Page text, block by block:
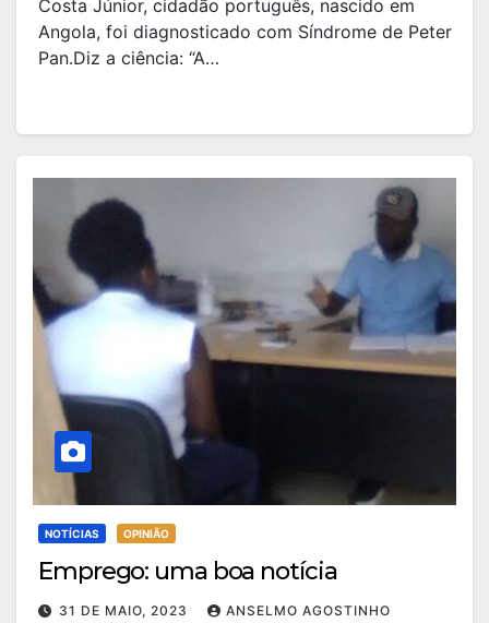
Costa Júnior, cidadão português, nascido em
Angola, foi diagnosticado com Síndrome de Peter
Pan.Diz a ciência: “A…
NOTÍCIAS OPINIÃO
Emprego: uma boa notícia
31 DE MAIO, 2023 ANSELMO AGOSTINHO